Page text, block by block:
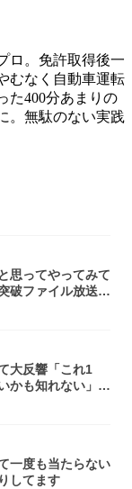
ロ。免許取得後一
むなく自動車運転
た400分あまりの
。無駄のない実践
思ってやってみて
破ファイル放送で
大反響「これ1
かも知れない」
一度も当たらない
してます